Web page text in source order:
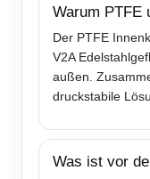
Warum PTFE
Der PTFE
V2A
außen.
druckstabile
Was ist vor